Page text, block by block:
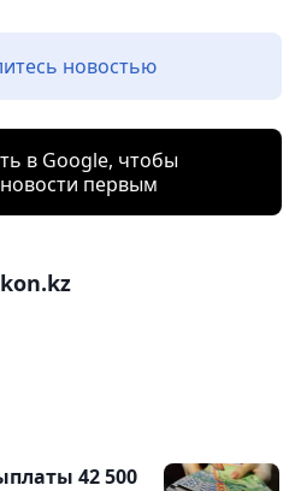
новостью
в Google, чтобы
первым
42 500